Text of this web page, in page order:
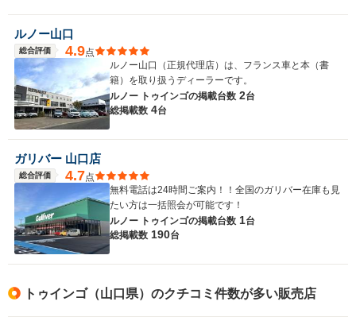
ルノー山口
総合評価 4.9点
ルノー山口（正規代理店）は、フランス車と本（書
籍）を取り扱うディーラーです。
ルノー トゥインゴの掲載台数 2台
総掲載数 4台
ガリバー 山口店
総合評価 4.7点
無料電話は24時間ご案内！！全国のガリバー在庫も見
たい方は一括照会が可能です！
ルノー トゥインゴの掲載台数 1台
総掲載数 190台
トゥインゴ（山口県）のクチコミ件数が多い販売店